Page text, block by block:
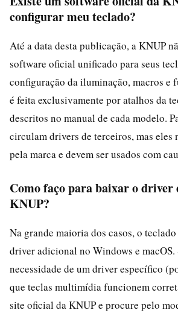
configurar meu teclado?
Até a data desta publicação, a KNUP
software oficial unificado para seus
configuração da iluminação, macros e
é feita exclusivamente por atalhos da
descritos no manual de cada modelo.
circulam drivers de terceiros, mas eles
pela marca e devem ser usados com
Como faço para baixar o driver
KNUP?
Na grande maioria dos casos, o
driver adicional no Windows e macOS.
necessidade de um driver específico
que teclas multimídia funcionem
site oficial da KNUP e procure pelo